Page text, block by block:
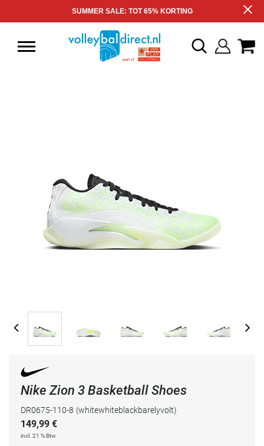
SUMMER SALE: TOT 65% KORTING
Nike Zion 3 Basketball Shoes
DR0675-110-8 (whitewhiteblackbarelyvolt)
149,99 €
incl. 21 % Btw.